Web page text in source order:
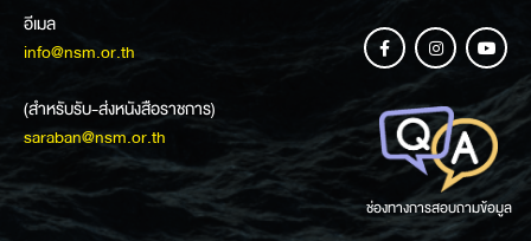
อีเมล
info@nsm.or.th
(สำหรับรับ-ส่งหนังสือราชการ)
saraban@nsm.or.th
ช่องทางการสอบถามข้อมูล